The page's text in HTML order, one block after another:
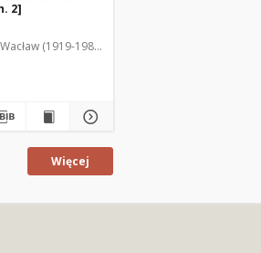
2]
(1919-1983). Fot.
Więcej